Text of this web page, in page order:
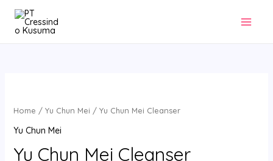
Skip
content
Home / Yu Chun Mei / Yu Chun Mei Cleanser
Yu Chun Mei
Yu Chun Mei Cleanser